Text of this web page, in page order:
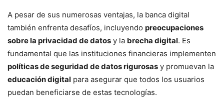
A pesar de sus numerosas ventajas, la banca digital
también enfrenta desafíos, incluyendo preocupaciones
sobre la privacidad de datos y la brecha digital. Es
fundamental que las instituciones financieras implementen
políticas de seguridad de datos rigurosas y promuevan la
educación digital para asegurar que todos los usuarios
puedan beneficiarse de estas tecnologías.